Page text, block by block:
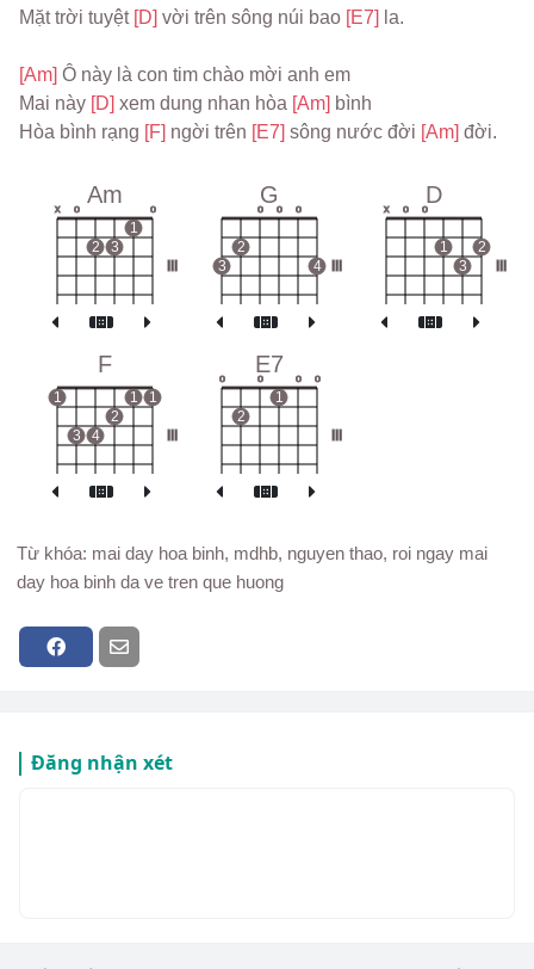
Mặt trời tuyệt [D] vời trên sông núi bao [E7] la.
[Am] Ô này là con tim chào mời anh em
Mai này [D] xem dung nhan hòa [Am] bình
Hòa bình rạng [F] ngời trên [E7] sông nước đời [Am] đời.
Am
x o
2 3
1
o
G
3
2
o o o
4
D
x o o
1
3
2
F
1
3 4
2
1 1
E7
o
2
o
1
o o
Từ khóa: mai day hoa binh, mdhb, nguyen thao, roi ngay mai
day hoa binh da ve tren que huong
Đăng nhận xét